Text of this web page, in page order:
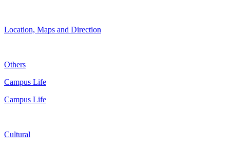
Location, Maps and Direction
Others
Campus Life
Campus Life
Cultural